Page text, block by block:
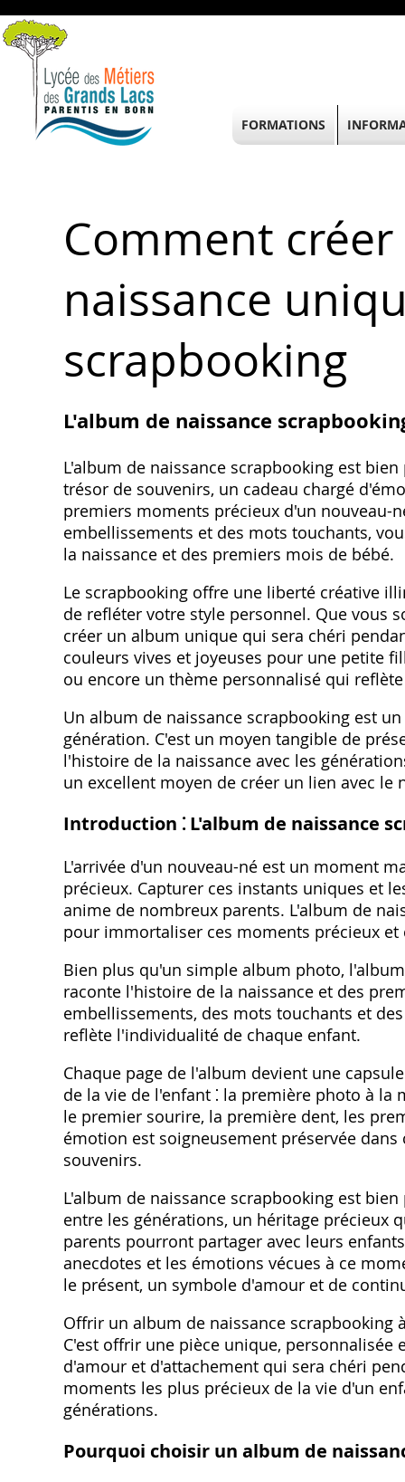
Comment
naissance
scrapbooking
L'album de naissance
L'album de naissance scrapbooking est
trésor de souvenirs, un cadeau chargé
premiers moments précieux d'un nouveau-
embellissements et des mots touchants,
la naissance et des premiers mois de bébé.
Le scrapbooking offre une liberté créative
de refléter votre style personnel. Que vous
créer un album unique qui sera chéri
couleurs vives et joyeuses pour une petite
ou encore un thème personnalisé qui
Un album de naissance scrapbooking est
génération. C'est un moyen tangible de
l'histoire de la naissance avec les
un excellent moyen de créer un lien avec
Introduction ⁚ L'album de naissance
L'arrivée d'un nouveau-né est un moment
précieux. Capturer ces instants uniques et
anime de nombreux parents. L'album de
pour immortaliser ces moments précieux
Bien plus qu'un simple album photo,
raconte l'histoire de la naissance et des
embellissements, des mots touchants et
reflète l'individualité de chaque enfant.
Chaque page de l'album devient une
de la vie de l'enfant ⁚ la première photo à
le premier sourire, la première dent, les
émotion est soigneusement préservée
souvenirs.
L'album de naissance scrapbooking est
entre les générations, un héritage précieux
parents pourront partager avec leurs
anecdotes et les émotions vécues à ce
le présent, un symbole d'amour et de
Offrir un album de naissance scrapbooking
C'est offrir une pièce unique,
d'amour et d'attachement qui sera chéri
moments les plus précieux de la vie d'un
générations.
Pourquoi choisir un album de
FORMATIONS